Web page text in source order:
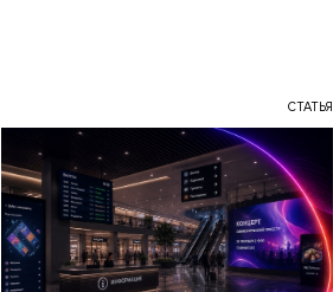
СТАТЬЯ